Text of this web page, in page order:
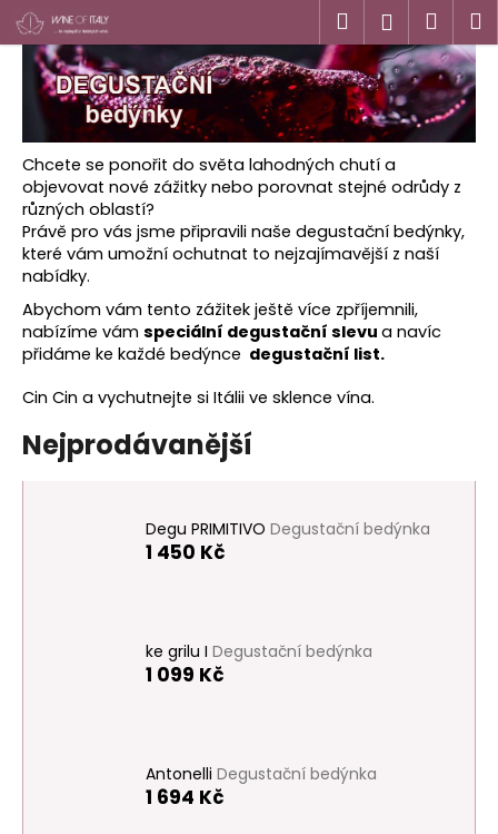
Přejít
na
obsah
Hledat
košík
Chcete se ponořit do světa lahodných chutí a
objevovat nové zážitky nebo porovnat stejné odrůdy z
různých oblastí?
Právě pro vás jsme připravili naše degustační bedýnky,
které vám umožní ochutnat to nejzajímavější z naší
nabídky.
Abychom vám tento zážitek ještě více zpříjemnili,
nabízíme vám speciální degustační slevu a navíc
přidáme ke každé bedýnce degustační list.
Cin Cin a vychutnejte si Itálii ve sklence vína.
Nejprodávanější
Degu PRIMITIVO Degustační bedýnka
1 450 Kč
ke grilu I Degustační bedýnka
1 099 Kč
Antonelli Degustační bedýnka
1 694 Kč
K
o Zpět
Zpět
C
o
p
o
t
ř
e
b
u
j
e
t